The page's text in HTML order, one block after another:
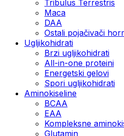
Tribulus Terrestris
Maca
DAA
Ostali pojačivači
Ugljikohidrati
Brzi ugljikohidrati
All-in-one proteini
Energetski gelovi
Spori ugljikohidrati
Aminokiseline
BCAA
EAA
Kompleksne
Glutamin